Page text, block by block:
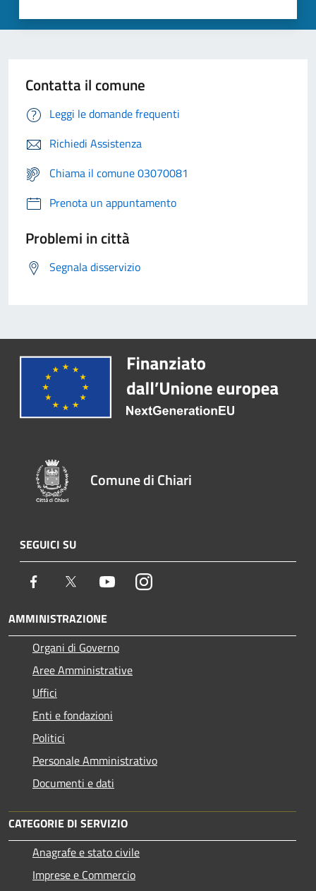
Contatta il comune
Leggi le domande frequenti
Richiedi Assistenza
Chiama il comune 03070081
Prenota un appuntamento
Problemi in città
Segnala disservizio
Comune di Chiari
SEGUICI SU
Facebook Twitter YoutubeInstagram
AMMINISTRAZIONE
Organi di Governo
Aree Amministrative
Uffici
Enti e fondazioni
Politici
Personale Amministrativo
Documenti e dati
CATEGORIE DI SERVIZIO
Anagrafe e stato civile
Imprese e Commercio